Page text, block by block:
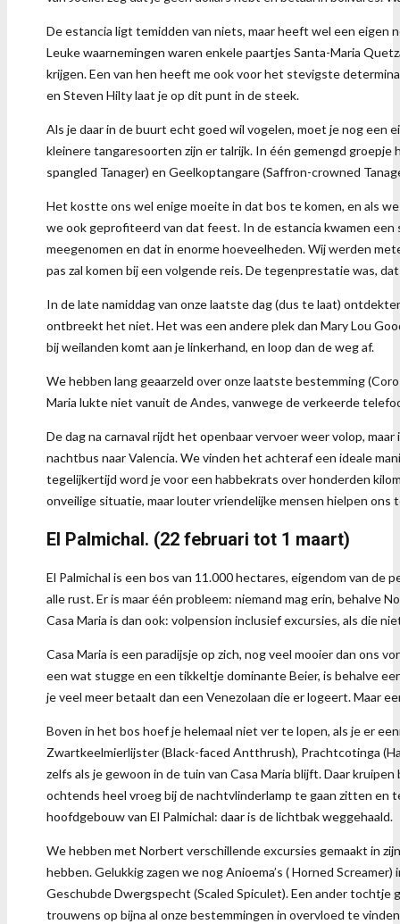
De estancia ligt temidden van niets, maar heeft wel een eigen
Leuke waarnemingen waren enkele paartjes Santa-Maria
krijgen. Een van hen heeft me ook voor het stevigste
en Steven Hilty laat je op dit punt in de steek.
Als je daar in de buurt echt goed wil vogelen, moet je nog een
kleinere tangaresoorten zijn er talrijk. In één gemengd groepje
spangled Tanager) en Geelkoptangare (Saffron-crowned
Het kostte ons wel enige moeite in dat bos te komen, en als
we ook geprofiteerd van dat feest. In de estancia kwamen
meegenomen en dat in enorme hoeveelheden. Wij werden
pas zal komen bij een volgende reis. De tegenprestatie was,
In de late namiddag van onze laatste dag (dus te laat)
ontbreekt het niet. Het was een andere plek dan Mary Lou
bij weilanden komt aan je linkerhand, en loop dan de weg af.
We hebben lang geaarzeld over onze laatste bestemming
Maria lukte niet vanuit de Andes, vanwege de verkeerde
De dag na carnaval rijdt het openbaar vervoer weer volop,
nachtbus naar Valencia. We vinden het achteraf een ideale
tegelijkertijd word je voor een habbekrats over honderden
onveilige situatie, maar louter vriendelijke mensen hielpen ons
El Palmichal. (22 februari tot 1 maart)
El Palmichal is een bos van 11.000 hectares, eigendom van
alle rust. Er is maar één probleem: niemand mag erin, behalve
Casa Maria is dan ook: volpension inclusief excursies, als die
Casa Maria is een paradijsje op zich, nog veel mooier dan ons
een wat stugge en een tikkeltje dominante Beier, is behalve
je veel meer betaalt dan een Venezolaan die er logeert. Maar
Boven in het bos hoef je helemaal niet ver te lopen, als je er
Zwartkeelmierlijster (Black-faced Antthrush), Prachtcotinga
zelfs als je gewoon in de tuin van Casa Maria blijft. Daar
ochtends heel vroeg bij de nachtvlinderlamp te gaan zitten en
hoofdgebouw van El Palmichal: daar is de lichtbak weggehaald.
We hebben met Norbert verschillende excursies gemaakt in
hebben. Gelukkig zagen we nog Anioema’s ( Horned
Geschubde Dwergspecht (Scaled Spiculet). Een ander
trouwens op bijna al onze bestemmingen in overvloed te